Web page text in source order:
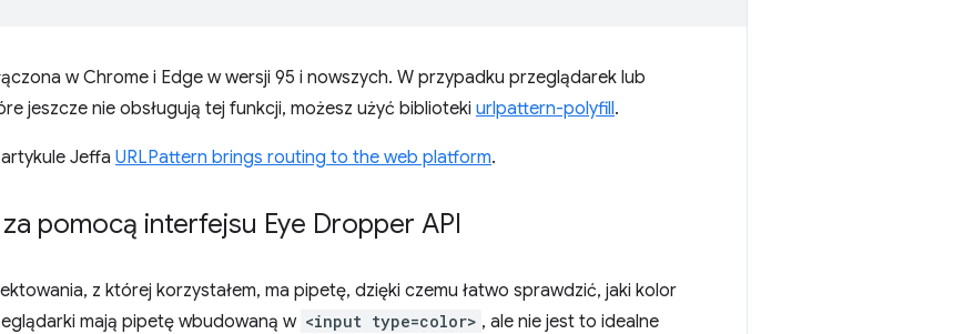
w Chrome i Edge w wersji 95 i nowszych. W przypadku przeglądarek lub
jeszcze nie obsługują tej funkcji, możesz użyć biblioteki urlpattern-polyfill.
Jeffa URLPattern brings routing to the web platform.
pomocą interfejsu Eye Dropper API
z której korzystałem, ma pipetę, dzięki czemu łatwo sprawdzić, jaki kolor
mają pipetę wbudowaną w <input type=color> , ale nie jest to idealne